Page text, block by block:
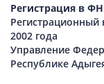
Регистрация в
Регистрационный
2002 года
Управление
Республике